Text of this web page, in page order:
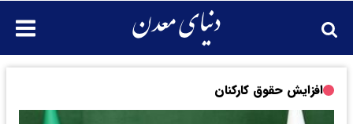
افزایش حقوق کارکنان